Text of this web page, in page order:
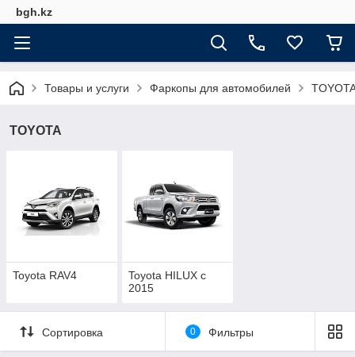
bgh.kz
Товары и услуги Фаркопы для автомобилей
TOYOTA
Toyota RAV4
Toyota HILUX с
2015
Сортировка 0 Фильтры